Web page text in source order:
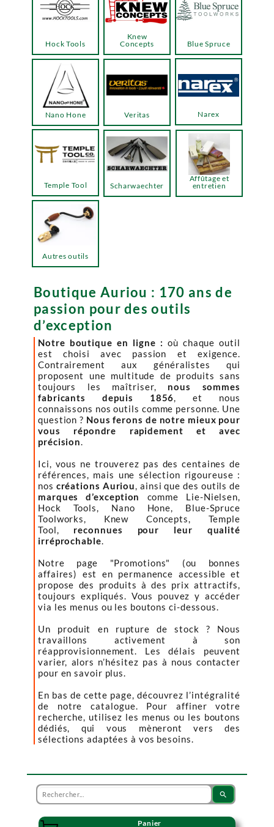
Boutique Auriou : 170 ans de
passion pour des outils
d’exception
Notre boutique en ligne : où chaque outil
est choisi avec passion et exigence.
Contrairement aux généralistes qui
proposent une multitude de produits sans
toujours les maîtriser, nous sommes
fabricants depuis 1856, et nous
connaissons nos outils comme personne. Une
question ? Nous ferons de notre mieux pour
vous répondre rapidement et avec
précision.
Ici, vous ne trouverez pas des centaines de
références, mais une sélection rigoureuse :
nos créations Auriou, ainsi que des outils de
marques d’exception
comme Lie-Nielsen,
Hock Tools, Nano Hone, Blue-Spruce
Toolworks, Knew Concepts, Temple
Tool, reconnues pour leur qualité
irréprochable.
Notre page "Promotions" (ou bonnes
affaires) est en permanence accessible et
propose des produits à des prix attractifs,
toujours expliqués. Vous pouvez y accéder
via les menus ou les boutons ci-dessous.
Un produit en rupture de stock ? Nous
travaillons activement à son
réapprovisionnement. Les délais peuvent
varier, alors n’hésitez pas à nous contacter
pour en savoir plus.
En bas de cette page, découvrez l’intégralité
de notre catalogue. Pour affiner votre
recherche, utilisez les menus ou les boutons
dédiés, qui vous mèneront vers des
sélections adaptées à vos besoins.
Hock Tools
Knew
Concepts
Temple Tool
Blue Spruce
Narex
Veritas
Nano Hone
Autres outils
Scharwaechter
Affûtage et
entretien
search
Panier